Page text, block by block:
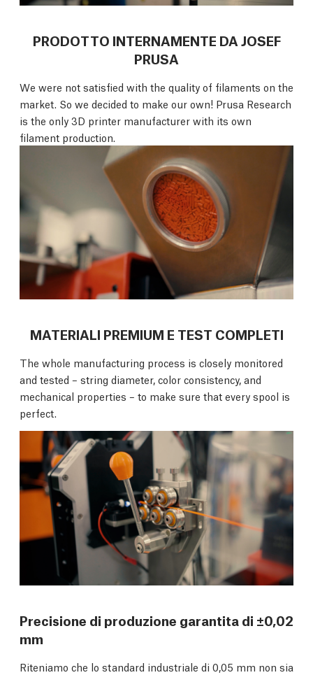
PRODOTTO INTERNAMENTE DA JOSEF
PRUSA
We were not satisfied with the quality of filaments on the
market. So we decided to make our own! Prusa Research
is the only 3D printer manufacturer with its own
filament production.
MATERIALI PREMIUM E TEST COMPLETI
The whole manufacturing process is closely monitored
and tested – string diameter, color consistency, and
mechanical properties – to make sure that every spool is
perfect.
Precisione di produzione garantita di ±0,02
mm
Riteniamo che lo standard industriale di 0,05 mm non sia